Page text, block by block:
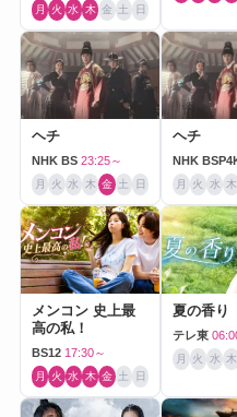
月 火 水 木 金 土 日
ヘチ
NHK BS 23:25～
月 火 水 木 金 土 日
ヘチ
NHK
月 火 水 木
メンコン 史上最
高の私！
BS12 17:30～
月 火 水 木 金 土 日
夏の香り
テレ東
月 火 水 木